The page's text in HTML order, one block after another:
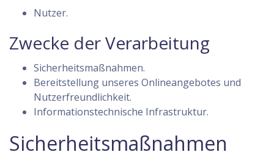
Nutzer.
Zwecke der Verarbeitung
Sicherheitsmaßnahmen.
Bereitstellung unseres Onlineangebotes und
Nutzerfreundlichkeit.
Informationstechnische Infrastruktur.
Sicherheitsmaßnahmen